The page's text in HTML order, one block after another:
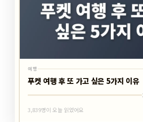
여행
푸켓 여행 후 또 가고 싶은 5가지 이유
3,839명이 오늘 읽었어요